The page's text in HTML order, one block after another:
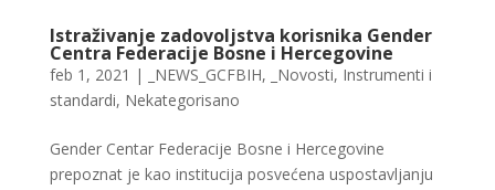
Istraživanje zadovoljstva korisnika Gender
Centra Federacije Bosne i Hercegovine
feb 1, 2021 | _NEWS_GCFBIH, _Novosti, Instrumenti i
standardi, Nekategorisano
Gender Centar Federacije Bosne i Hercegovine
prepoznat je kao institucija posvećena uspostavljanju